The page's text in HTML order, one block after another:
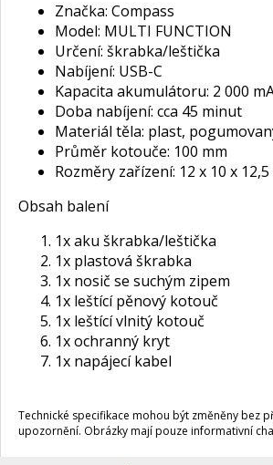
Značka: Compass
Model: MULTI FUNCTION
Určení: škrabka/leštička
Nabíjení: USB-C
Kapacita akumulátoru: 2 000
Doba nabíjení: cca 45 minut
Materiál těla: plast,
Průměr kotouče: 100 mm
Rozměry zařízení: 12 x 10 x 12,5
Obsah balení
1x aku škrabka/leštička
1x plastová škrabka
1x nosič se suchým zipem
1x leštící pěnový kotouč
1x leštící vlnitý kotouč
1x ochranný kryt
1x napájecí kabel
Technické specifikace mohou být změněny bez
upozornění. Obrázky mají pouze informativní